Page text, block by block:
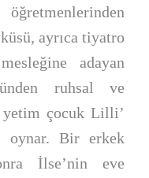
ayrıca tiyatro
adayan
ruhsal ve
yetim çocuk Lilli’
Bir erkek
İlse’nin eve